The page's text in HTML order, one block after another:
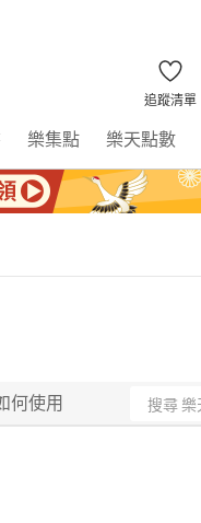
追蹤清單
樂集點 樂天點數
何使用